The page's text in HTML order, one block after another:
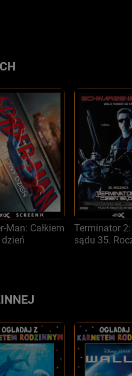
Man: Całkiem
Terminator
sądu 35.